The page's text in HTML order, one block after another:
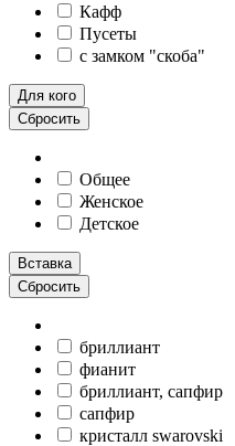
Кафф
Пусеты
c замком "скоба"
Для кого
Сбросить
Общее
Женское
Детское
Вставка
Сбросить
бриллиант
фианит
бриллиант, сапфир
сапфир
кристалл swarovski